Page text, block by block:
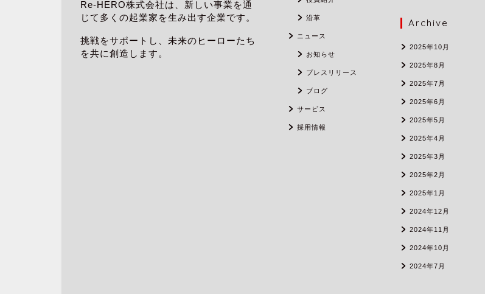
Re-HERO株式会社は、新しい事業を通
じて多くの起業家を生み出す企業です。
挑戦をサポートし、未来のヒーローたち
を共に創造します。
沿革
ニュース
お知らせ
プレスリリース
ブログ
サービス
採用情報
Archive
2025年10月
2025年8月
2025年7月
2025年6月
2025年5月
2025年4月
2025年3月
2025年2月
2025年1月
2024年12月
2024年11月
2024年10月
2024年7月